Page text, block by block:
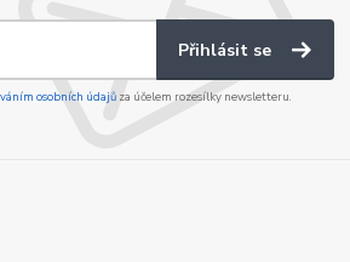
Přihlásit se
osobních údajůza účelem rozesílky newsletteru.